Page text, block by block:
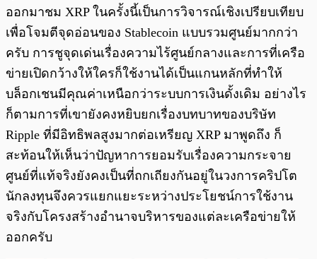
ออกมาชม XRP ในครั้งนี้เป็นการวิจารณ์เชิงเปรียบเทียบ
เพื่อโจมตีจุดอ่อนของ Stablecoin แบบรวมศูนย์มากกว่า
ครับ การชูจุดเด่นเรื่องความไร้ศูนย์กลางและการที่เครือ
ข่ายเปิดกว้างให้ใครก็ใช้งานได้เป็นแกนหลักที่ทำให้
บล็อกเชนมีคุณค่าเหนือกว่าระบบการเงินดั้งเดิม อย่างไร
ก็ตามการที่เขายังคงหยิบยกเรื่องบทบาทของบริษัท
Ripple ที่มีอิทธิพลสูงมากต่อเหรียญ XRP มาพูดถึง ก็
สะท้อนให้เห็นว่าปัญหาการยอมรับเรื่องความกระจาย
ศูนย์ที่แท้จริงยังคงเป็นที่ถกเถียงกันอยู่ในวงการคริปโต
นักลงทุนจึงควรแยกแยะระหว่างประโยชน์การใช้งาน
จริงกับโครงสร้างอำนาจบริหารของแต่ละเครือข่ายให้
ออกครับ